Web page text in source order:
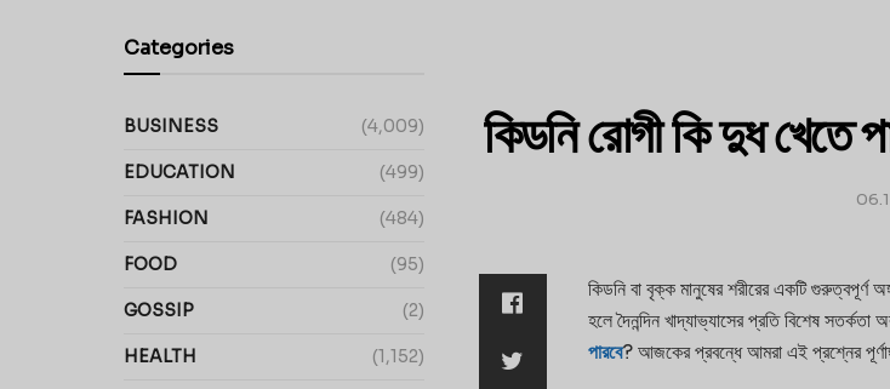
কিডনি রোগী কি দুধ খেতে
কিডনি বা বৃক্ক মানুষের শরীরের একটি গুরুত্বপূর্ণ
হলে দৈনন্দিন খাদ্যাভ্যাসের প্রতি বিশেষ
পারবে? আজকের প্রবন্ধে আমরা এই প্রশ্নের
Categories
BUSINESS (4,009)
EDUCATION (499)
FASHION (484)
FOOD (95)
GOSSIP (2)
HEALTH (1,152)